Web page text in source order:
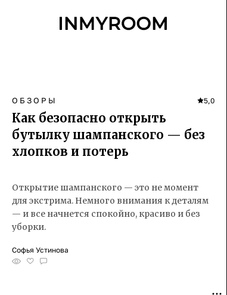
ОБЗОРЫ 5,0
Как безопасно открыть
бутылку шампанского — без
хлопков и потерь
Открытие шампанского — это не момент
для экстрима. Немного внимания к деталям
— и все начнется спокойно, красиво и без
уборки.
Софья Устинова